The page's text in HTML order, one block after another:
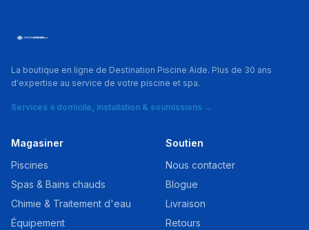
La boutique en ligne de Destination Piscine Aide. Plus de 30 ans
d'expertise au service de votre piscine et spa.
Services à domicile, installation & soumissions →
Magasiner
Piscines
Spas & Bains chauds
Chimie & Traitement d'eau
Équipement
Soutien
Nous contacter
Blogue
Livraison
Retours